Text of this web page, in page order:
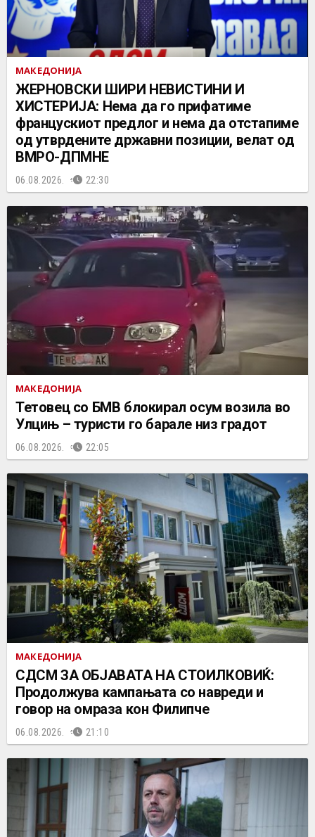
МАКЕДОНИЈА
ЖЕРНОВСКИ ШИРИ НЕВИСТИНИ И
ХИСТЕРИЈА: Нема да го прифатиме
францускиот предлог и нема да отстапиме
од утврдените државни позиции, велат од
ВМРО-ДПМНЕ
06.08.2026. 22:30
МАКЕДОНИЈА
Тетовец со БМВ блокирал осум возила во
Улцињ – туристи го барале низ градот
06.08.2026. 22:05
МАКЕДОНИЈА
СДСМ ЗА ОБЈАВАТА НА СТОИЛКОВИЌ:
Продолжува кампањата со навреди и
говор на омраза кон Филипче
06.08.2026. 21:10